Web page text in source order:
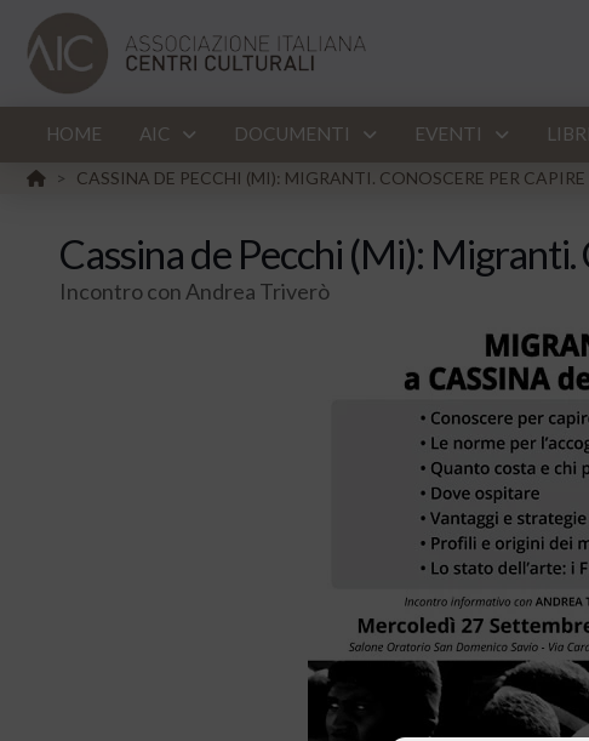
HOME AIC DOCUMENTI EVENTI
HOME
> CASSINA DE PECCHI (MI): MIGRANTI. CONOSCERE PER CAPIRE
Cassina de Pecchi (Mi):
Incontro con Andrea Triverò